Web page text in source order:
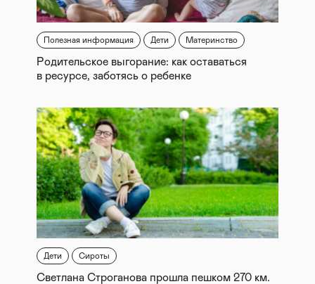
Полезная информация Дети Материнство
Родительское выгорание: как оставаться
в ресурсе, заботясь о ребенке
Дети Сироты
Светлана Строганова прошла пешком 270 км.